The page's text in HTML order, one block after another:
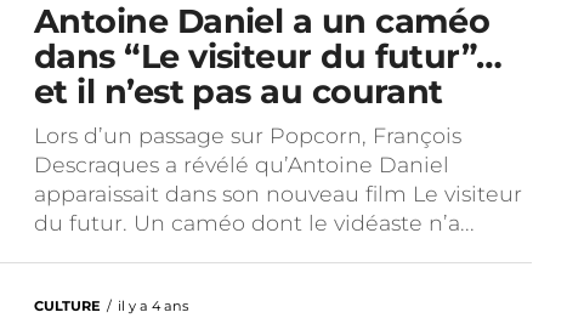
Antoine Daniel a un caméo
dans “Le visiteur du futur”…
et il n’est pas au courant
Lors d’un passage sur Popcorn, François
Descraques a révélé qu’Antoine Daniel
apparaissait dans son nouveau film Le visiteur
du futur. Un caméo dont le vidéaste n’a...
CULTURE il y a 4 ans